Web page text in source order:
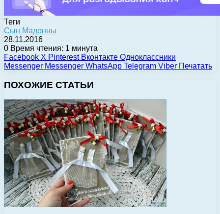
Теги
Сын Мадонны
28.11.2016
0 Время чтения: 1 минута
Facebook X Pinterest Вконтакте Одноклассники
Messenger Messenger WhatsApp Telegram Viber Печатать
ПОХОЖИЕ СТАТЬИ